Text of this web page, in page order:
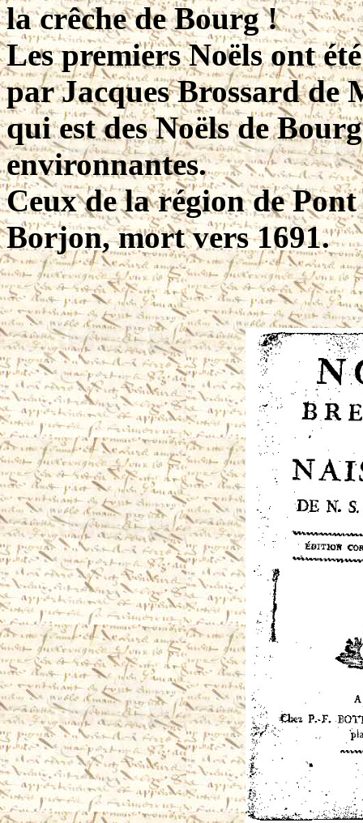
la crêche de Bourg !
Les premiers Noëls ont
par Jacques Brossard de
qui est des Noëls de
environnantes.
Ceux de la région de
Borjon, mort vers 1691.